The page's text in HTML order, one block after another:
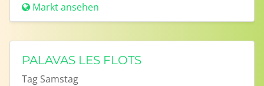
Markt ansehen
PALAVAS LES FLOTS
Tag Samstag